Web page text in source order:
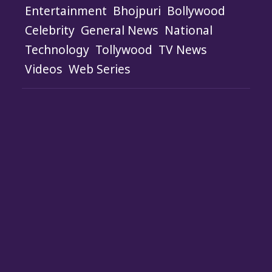
Entertainment Bhojpuri Bollywood
Celebrity General News National
Technology Tollywood TV News
Videos Web Series